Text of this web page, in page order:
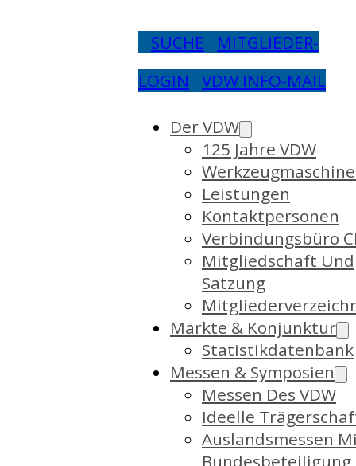
SUCHE
MITGLIEDER-
LOGIN
VDW INFO-MAIL
Der VDW
125 Jahre VDW
Leistungen
Kontaktpersonen
Verbindungsbüro
Mitgliedschaft Und
Satzung
Märkte & Konjunktur
Statistikdatenbank
Messen & Symposien
Messen Des VDW
Ideelle
Auslandsmessen
Bundesbeteiligung